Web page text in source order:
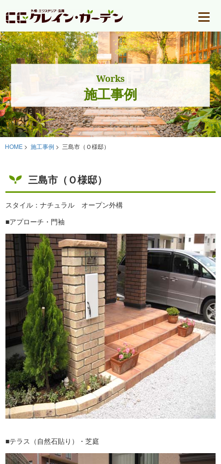
Works
施工事例
HOME > 施工事例 > 三島市（Ｏ様邸）
三島市（Ｏ様邸）
スタイル：ナチュラル オープン外構
■アプローチ・門袖
■テラス（自然石貼り）・芝庭